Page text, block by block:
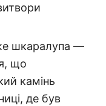
шкаралупа —
що
камінь
де був